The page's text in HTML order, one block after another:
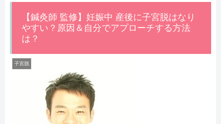
【鍼灸師 監修】妊娠中 産後に子宮脱はなり
やすい？原因＆自分でアプローチする方法
は？
子宮脱